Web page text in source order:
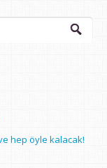
ve hep öyle kalacak!